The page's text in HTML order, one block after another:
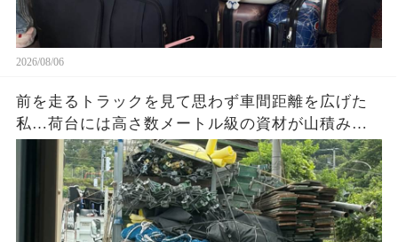
2026/08/06
前を走るトラックを見て思わず車間距離を広げた
私…荷台には高さ数メートル級の資材が山積み。
『これ大丈夫？』と不安になり撮影した1枚の写真
を見返して気づいた危険な状態とは…